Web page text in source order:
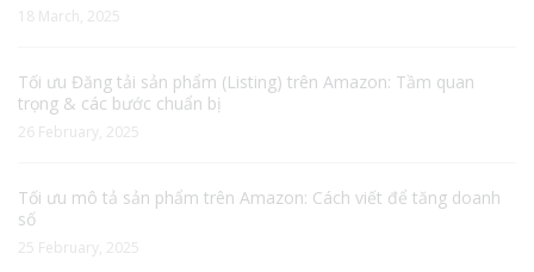
18 March, 2025
Tối ưu Đăng tải sản phẩm (Listing) trên Amazon: Tầm quan
trọng & các bước chuẩn bị
26 February, 2025
Tối ưu mô tả sản phẩm trên Amazon: Cách viết để tăng doanh
số
25 February, 2025